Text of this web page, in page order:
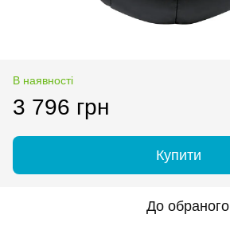
В наявності
3 796 грн
Купити
До обраного